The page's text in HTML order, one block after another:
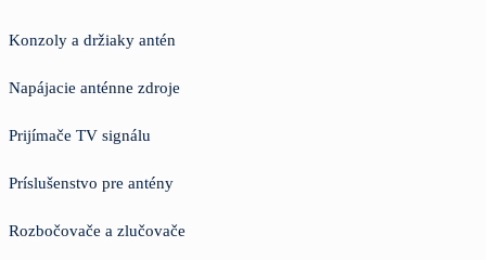
Konzoly a držiaky antén
Napájacie anténne zdroje
Prijímače TV signálu
Príslušenstvo pre antény
Rozbočovače a zlučovače